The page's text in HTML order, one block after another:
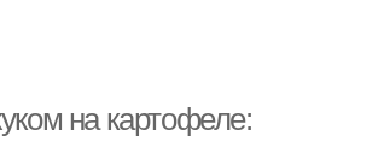
на картофеле: